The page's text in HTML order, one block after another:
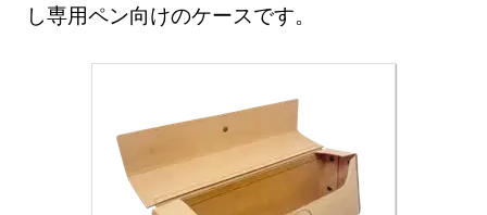
し専用ペン向けのケースです。